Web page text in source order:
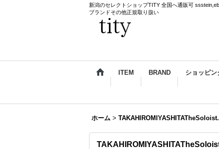
新潟のセレクトショップTITY 全国へ通販可
ブランドその他正規取り扱い
ITEM BRAND ショッピン
ホーム > TAKAHIROMIYASHITATheSoloist.